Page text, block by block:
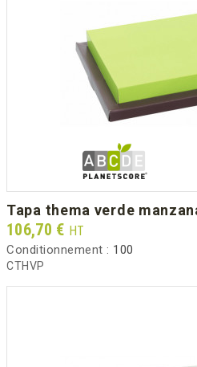
tapa thema verde
Prix
106,70 € HT
Conditionnement : 100
CTHVP